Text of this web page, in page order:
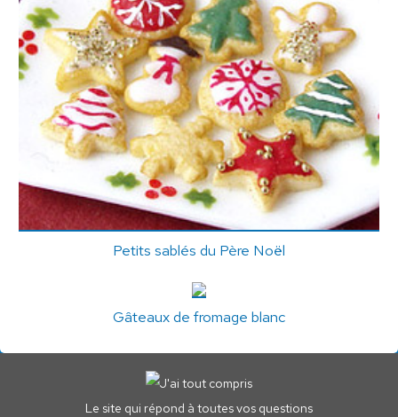
Petits sablés du Père Noël
Gâteaux de fromage blanc
Le site qui répond à toutes vos questions